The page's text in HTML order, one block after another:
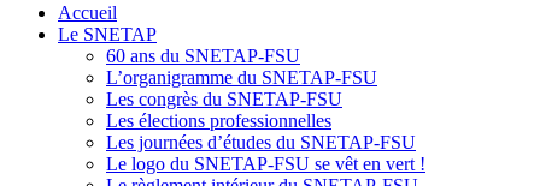
Accueil
Le SNETAP
60 ans du SNETAP-FSU
L’organigramme du SNETAP-FSU
Les congrès du SNETAP-FSU
Les élections professionnelles
Les journées d’études du SNETAP-FSU
Le logo du SNETAP-FSU se vêt en vert !